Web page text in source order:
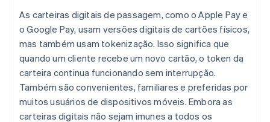
As carteiras digitais de passagem, como o Apple Pay e
o Google Pay, usam versões digitais de cartões físicos,
mas também usam tokenização. Isso significa que
quando um cliente recebe um novo cartão, o token da
carteira continua funcionando sem interrupção.
Também são convenientes, familiares e preferidas por
muitos usuários de dispositivos móveis. Embora as
carteiras digitais não sejam imunes a todos os